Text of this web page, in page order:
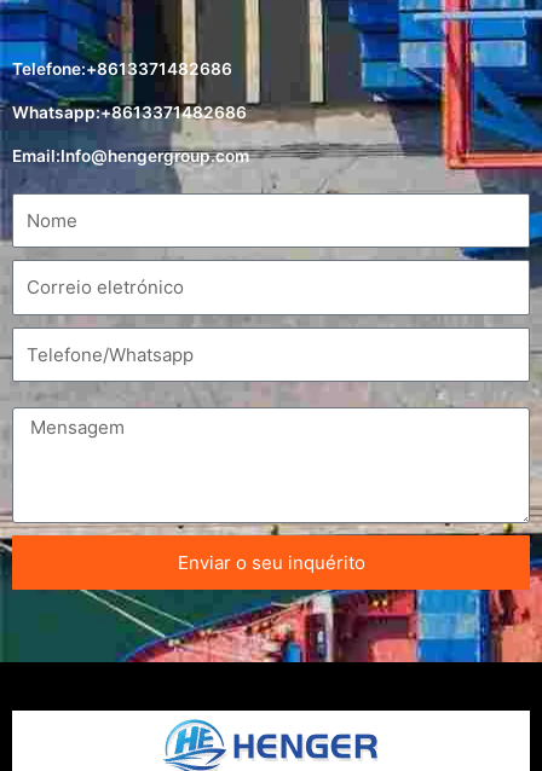
Telefone:+8613371482686
Whatsapp:+8613371482686
Email:Info@hengergroup.com
Enviar o seu inquérito